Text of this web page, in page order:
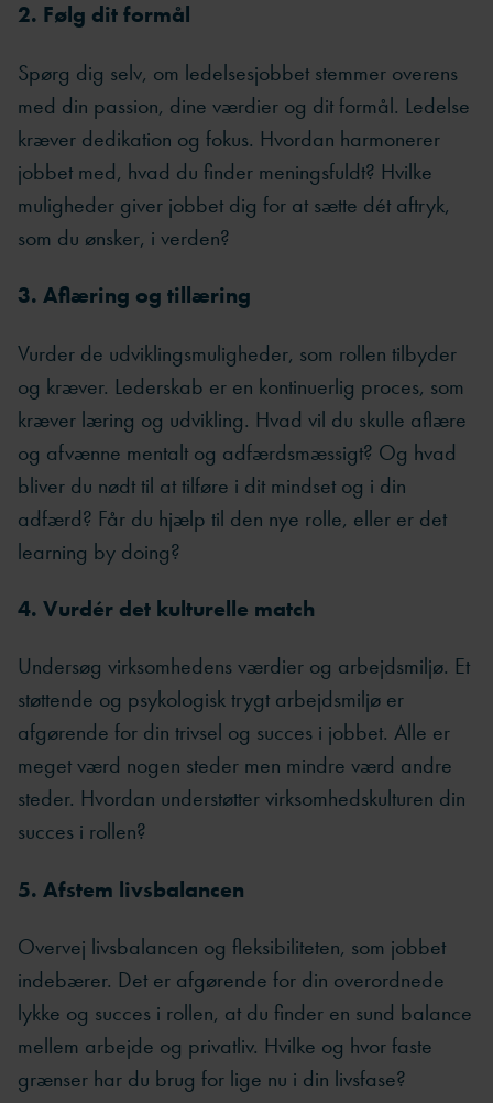
2. Følg dit formål
Spørg dig selv, om ledelsesjobbet stemmer overens
med din passion, dine værdier og dit formål. Ledelse
kræver dedikation og fokus. Hvordan harmonerer
jobbet med, hvad du finder meningsfuldt? Hvilke
muligheder giver jobbet dig for at sætte dét aftryk,
som du ønsker, i verden?
3. Aflæring og tillæring
Vurder de udviklingsmuligheder, som rollen tilbyder
og kræver. Lederskab er en kontinuerlig proces, som
kræver læring og udvikling. Hvad vil du skulle aflære
og afvænne mentalt og adfærdsmæssigt? Og hvad
bliver du nødt til at tilføre i dit mindset og i din
adfærd? Får du hjælp til den nye rolle, eller er det
learning by doing?
4. Vurdér det kulturelle match
Undersøg virksomhedens værdier og arbejdsmiljø. Et
støttende og psykologisk trygt arbejdsmiljø er
afgørende for din trivsel og succes i jobbet. Alle er
meget værd nogen steder men mindre værd andre
steder. Hvordan understøtter virksomhedskulturen din
succes i rollen?
5. Afstem livsbalancen
Overvej livsbalancen og fleksibiliteten, som jobbet
indebærer. Det er afgørende for din overordnede
lykke og succes i rollen, at du finder en sund balance
mellem arbejde og privatliv. Hvilke og hvor faste
grænser har du brug for lige nu i din livsfase?